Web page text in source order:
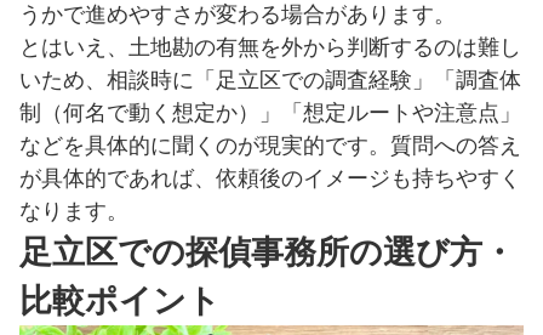
うかで進めやすさが変わる場合があります。
とはいえ、土地勘の有無を外から判断するのは難し
いため、相談時に「足立区での調査経験」「調査体
制（何名で動く想定か）」「想定ルートや注意点」
などを具体的に聞くのが現実的です。質問への答え
が具体的であれば、依頼後のイメージも持ちやすく
なります。
足立区での探偵事務所の選び方・
比較ポイント